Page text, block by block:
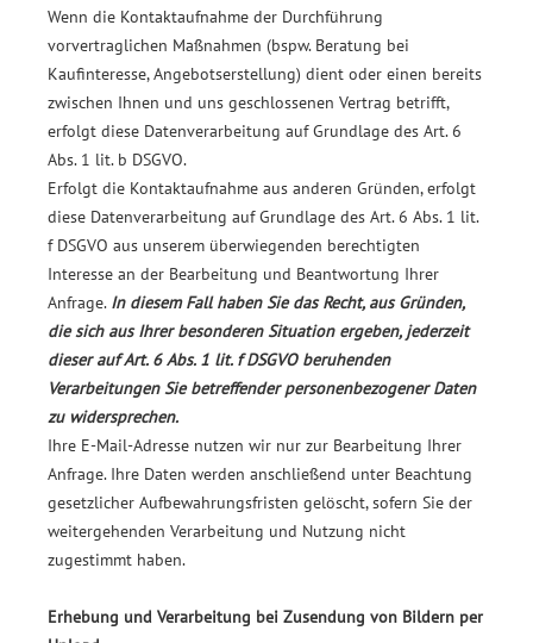
Wenn die Kontaktaufnahme der Durchführung
vorvertraglichen Maßnahmen (bspw. Beratung bei
Kaufinteresse, Angebotserstellung) dient oder einen bereits
zwischen Ihnen und uns geschlossenen Vertrag betrifft,
erfolgt diese Datenverarbeitung auf Grundlage des Art. 6
Abs. 1 lit. b DSGVO.
Erfolgt die Kontaktaufnahme aus anderen Gründen, erfolgt
diese Datenverarbeitung auf Grundlage des Art. 6 Abs. 1 lit.
f DSGVO aus unserem überwiegenden berechtigten
Interesse an der Bearbeitung und Beantwortung Ihrer
Anfrage. In diesem Fall haben Sie das Recht, aus Gründen,
die sich aus Ihrer besonderen Situation ergeben, jederzeit
dieser auf Art. 6 Abs. 1 lit. f DSGVO beruhenden
Verarbeitungen Sie betreffender personenbezogener Daten
zu widersprechen.
Ihre E-Mail-Adresse nutzen wir nur zur Bearbeitung Ihrer
Anfrage. Ihre Daten werden anschließend unter Beachtung
gesetzlicher Aufbewahrungsfristen gelöscht, sofern Sie der
weitergehenden Verarbeitung und Nutzung nicht
zugestimmt haben.
Erhebung und Verarbeitung bei Zusendung von Bildern per